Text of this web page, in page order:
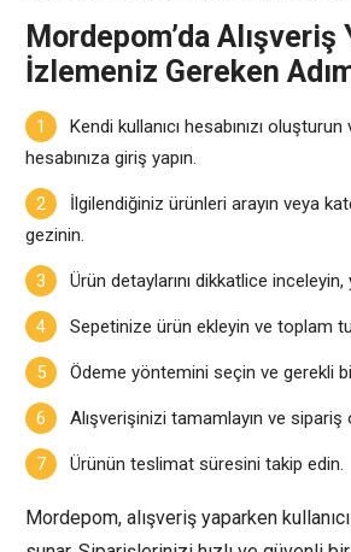
Mordepom’da Alışveriş
İzlemeniz Gereken
Kendi kullanıcı hesabınızı
hesabınıza giriş yapın.
İlgilendiğiniz ürünleri arayın veya
gezinin.
Ürün detaylarını dikkatlice inceleyin,
Sepetinize ürün ekleyin ve toplam
Ödeme yöntemini seçin ve gerekli
Alışverişinizi tamamlayın ve sipariş
Ürünün teslimat süresini takip edin.
Mordepom, alışveriş yaparken